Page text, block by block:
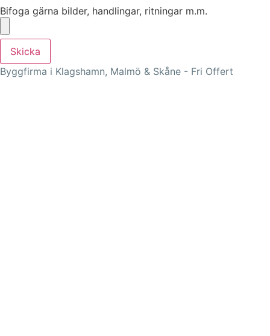
Bifoga gärna bilder, handlingar, ritningar m.m.
Skicka
Byggfirma i Klagshamn, Malmö & Skåne - Fri Offert